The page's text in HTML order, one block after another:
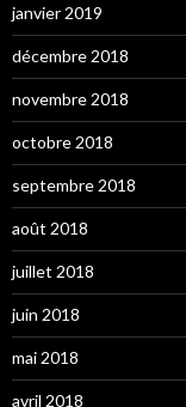
janvier 2019
décembre 2018
novembre 2018
octobre 2018
septembre 2018
août 2018
juillet 2018
juin 2018
mai 2018
avril 2018